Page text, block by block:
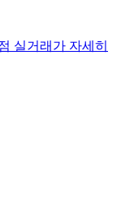
실거래가 자세히